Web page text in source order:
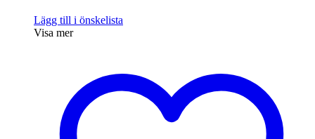
Lägg till i önskelista
Visa mer